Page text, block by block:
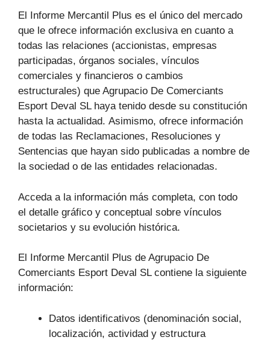
El Informe Mercantil Plus es el único del mercado
que le ofrece información exclusiva en cuanto a
todas las relaciones (accionistas, empresas
participadas, órganos sociales, vínculos
comerciales y financieros o cambios
estructurales) que Agrupacio De Comerciants
Esport Deval SL haya tenido desde su constitución
hasta la actualidad. Asimismo, ofrece información
de todas las Reclamaciones, Resoluciones y
Sentencias que hayan sido publicadas a nombre de
la sociedad o de las entidades relacionadas.
Acceda a la información más completa, con todo
el detalle gráfico y conceptual sobre vínculos
societarios y su evolución histórica.
El Informe Mercantil Plus de Agrupacio De
Comerciants Esport Deval SL contiene la siguiente
información:
Datos identificativos (denominación social,
localización, actividad y estructura